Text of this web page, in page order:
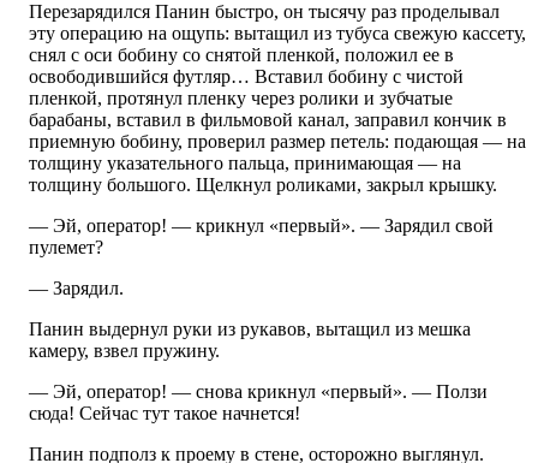
Перезарядился Панин быстро, он тысячу раз проделывал
эту операцию на ощупь: вытащил из тубуса свежую кассету,
снял с оси бобину со снятой пленкой, положил ее в
освободившийся футляр… Вставил бобину с чистой
пленкой, протянул пленку через ролики и зубчатые
барабаны, вставил в фильмовой канал, заправил кончик в
приемную бобину, проверил размер петель: подающая — на
толщину указательного пальца, принимающая — на
толщину большого. Щелкнул роликами, закрыл крышку.
— Эй, оператор! — крикнул «первый». — Зарядил свой
пулемет?
— Зарядил.
Панин выдернул руки из рукавов, вытащил из мешка
камеру, взвел пружину.
— Эй, оператор! — снова крикнул «первый». — Ползи
сюда! Сейчас тут такое начнется!
Панин подполз к проему в стене, осторожно выглянул.